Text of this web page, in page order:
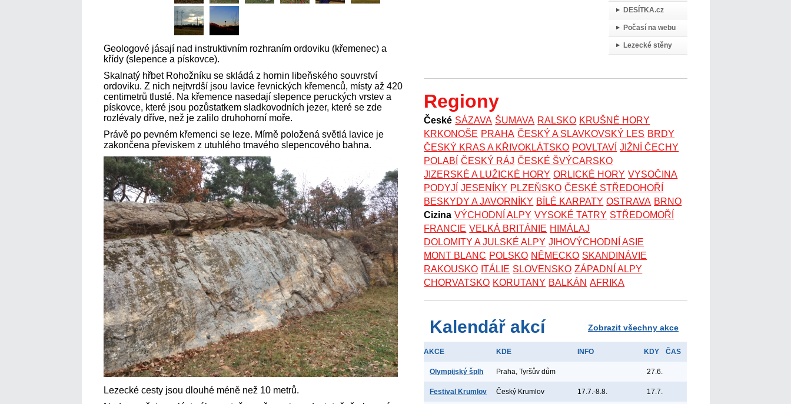
Geologové jásají nad instruktivním rozhraním ordoviku (křemenec) a
křídy (slepence a pískovce).
Skalnatý hřbet Rohožníku se skládá z hornin libeňského souvrství
ordoviku. Z nich nejtvrdší jsou lavice řevnických křemenců, místy až 420
centimetrů tlusté. Na křemence nasedají slepence peruckých vrstev a
pískovce, které jsou pozůstatkem sladkovodních jezer, které se zde
rozlévaly dříve, než je zalilo druhohorní moře.
Právě po pevném křemenci se leze. Mírně položená světlá lavice je
zakončena převiskem z utuhlého tmavého slepencového bahna.
Lezecké cesty jsou dlouhé méně než 10 metrů.
DESÍTKA.cz
Počasí na webu
Lezecké stěny
Regiony
České SÁZAVA ŠUMAVA RALSKO KRUŠNÉ HORY
KRKONOŠE PRAHA ČESKÝ A SLAVKOVSKÝ LES BRDY
ČESKÝ KRAS A KŘIVOKLÁTSKO POVLTAVÍ JIŽNÍ ČECHY
POLABÍ
ČESKÝ RÁJ ČESKÉ ŠVÝCARSKO
JIZERSKÉ A LUŽICKÉ HORY ORLICKÉ HORY VYSOČINA
PODYJÍ
JESENÍKY PLZEŇSKO ČESKÉ STŘEDOHOŘÍ
BESKYDY A JAVORNÍKY BÍLÉ KARPATY OSTRAVA BRNO
Cizina VÝCHODNÍ ALPY VYSOKÉ TATRY STŘEDOMOŘÍ
FRANCIE VELKÁ BRITÁNIE HIMÁLAJ
DOLOMITY A JULSKÉ ALPY JIHOVÝCHODNÍ ASIE
MONT BLANC POLSKO NĚMECKO SKANDINÁVIE
RAKOUSKO ITÁLIE SLOVENSKO ZÁPADNÍ ALPY
CHORVATSKO KORUTANY BALKÁN AFRIKA
Kalendář akcí Zobrazit všechny akce
AKCE KDE INFO KDY ČAS
Olympijský šplh Praha, Tyršův dům 27.6.
Festival Krumlov Český Krumlov 17.7.-8.8. 17.7.